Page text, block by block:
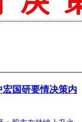
宏国研要情决策内